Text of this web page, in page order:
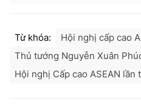
cấp ngày 29/12/2023
Tổng Biên tập:Vũ Thanh Thủy
Phó Tổng Biên tập: Nguyễn Thị
Từ khóa:
Hội nghị cấp cao
Thủ tướng Nguyễn Xuân
Hội nghị Cấp cao ASEAN lần